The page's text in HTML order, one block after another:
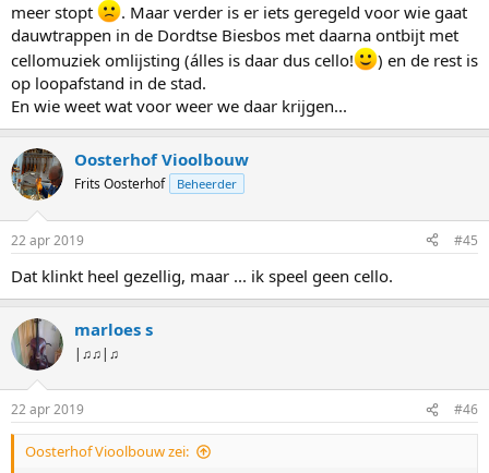
meer stopt
. Maar verder is er iets geregeld voor wie gaat
dauwtrappen in de Dordtse Biesbos met daarna ontbijt met
cellomuziek omlijsting (álles is daar dus cello!
) en de rest is
op loopafstand in de stad.
En wie weet wat voor weer we daar krijgen...
Oosterhof Vioolbouw
Frits Oosterhof Beheerder
22 apr 2019 #45
Dat klinkt heel gezellig, maar ... ik speel geen cello.
marloes s
|♫♫|♫
22 apr 2019 #46
Oosterhof Vioolbouw zei: